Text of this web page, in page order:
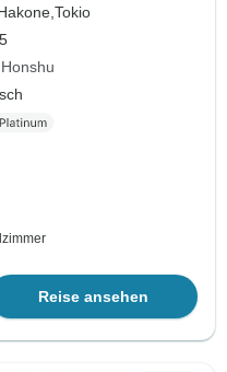
Tokio
Honshu
Reise ansehen